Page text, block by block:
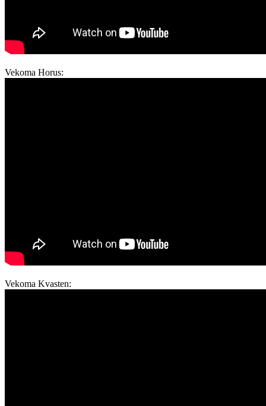
Vekoma Horus:
Vekoma Kvasten: